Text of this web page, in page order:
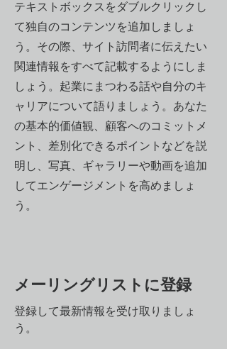
テキストボックスをダブルクリックし
て独自のコンテンツを追加しましょ
う。その際、サイト訪問者に伝えたい
関連情報をすべて記載するようにしま
しょう。起業にまつわる話や自分のキ
ャリアについて語りましょう。あなた
の基本的価値観、顧客へのコミットメ
ント、差別化できるポイントなどを説
明し、写真、ギャラリーや動画を追加
してエンゲージメントを高めましょ
う。
メーリングリストに登録
登録して最新情報を受け取りましょ
う。